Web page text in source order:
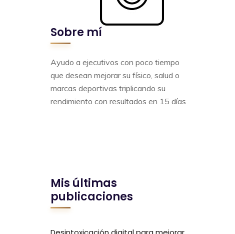
Sobre mí
Ayudo a ejecutivos con poco tiempo
que desean mejorar su físico, salud o
marcas deportivas triplicando su
rendimiento con resultados en 15 días
Mis últimas
publicaciones